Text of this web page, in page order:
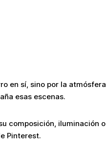
en sí, sino por la atmósfera
esas escenas.
composición, iluminación o
Pinterest.